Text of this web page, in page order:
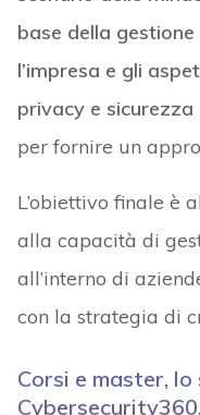
base della
l’impresa e gli
privacy e sicurezza
per fornire un
L’obiettivo finale è
alla capacità di
all’interno di
con la strategia di
Corsi e master, lo